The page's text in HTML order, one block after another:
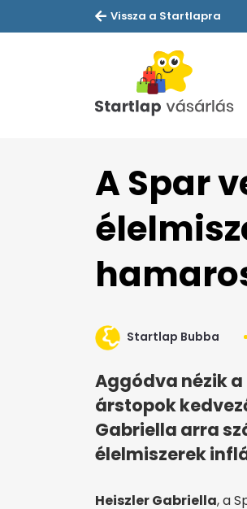
Vissza a Startlapra
A Spar
Startlap Bubba
Aggódva nézik
árstopok
Gabriella arra
élelmiszerek
Heiszler Gabriella, a